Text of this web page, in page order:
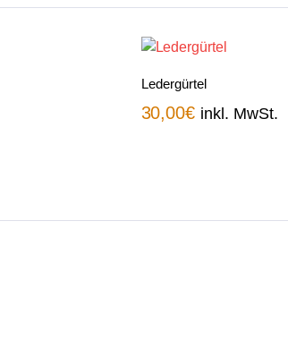
Ledergürtel
30,00€ inkl. MwSt.